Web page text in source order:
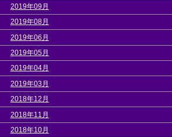
2019年09月
2019年08月
2019年06月
2019年05月
2019年04月
2019年03月
2018年12月
2018年11月
2018年10月